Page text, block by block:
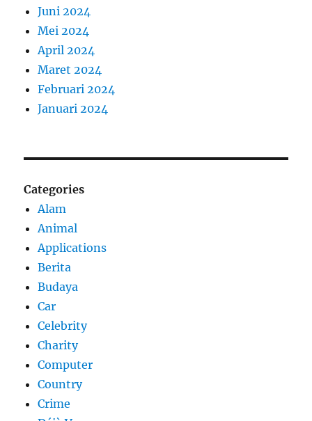
Juni 2024
Mei 2024
April 2024
Maret 2024
Februari 2024
Januari 2024
Categories
Alam
Animal
Applications
Berita
Budaya
Car
Celebrity
Charity
Computer
Country
Crime